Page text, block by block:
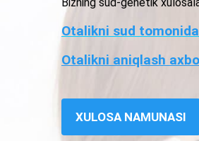
Otalikni sud
Otalikni aniqlash
XULOSA NAMUNASI